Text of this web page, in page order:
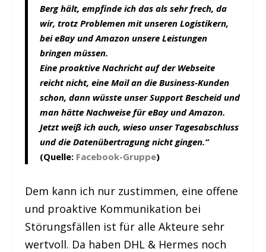
Berg hält, empfinde ich das als sehr frech, da
wir, trotz Problemen mit unseren Logistikern,
bei eBay und Amazon unsere Leistungen
bringen müssen.
Eine proaktive Nachricht auf der Webseite
reicht nicht, eine Mail an die Business-Kunden
schon, dann wüsste unser Support Bescheid und
man hätte Nachweise für eBay und Amazon.
Jetzt weiß ich auch, wieso unser Tagesabschluss
und die Datenübertragung nicht gingen.“
(Quelle: Facebook-Gruppe)
Dem kann ich nur zustimmen, eine offene
und proaktive Kommunikation bei
Störungsfällen ist für alle Akteure sehr
wertvoll. Da haben DHL & Hermes noch